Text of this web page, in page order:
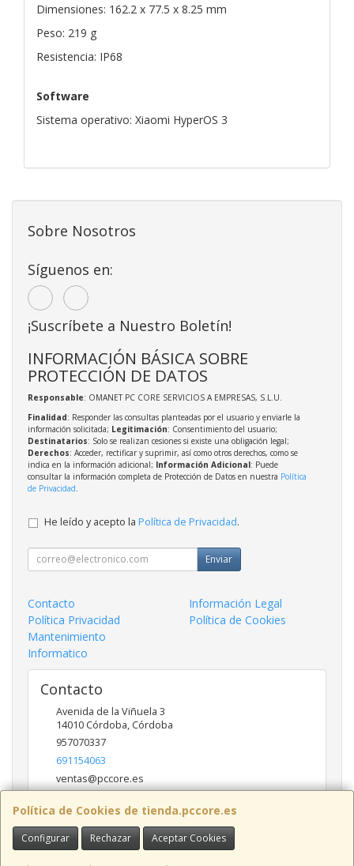
Dimensiones: 162.2 x 77.5 x 8.25 mm
Peso: 219 g
Resistencia: IP68
Software
Sistema operativo: Xiaomi HyperOS 3
Política de Cookies de tienda.pccore.es
Configurar Rechazar Aceptar Cookies
Sobre Nosotros
Síguenos en:
¡Suscríbete a Nuestro Boletín!
INFORMACIÓN BÁSICA SOBRE
PROTECCIÓN DE DATOS
Responsable: OMANET PC CORE SERVICIOS A EMPRESAS, S.L.U.
Finalidad: Responder las consultas planteadas por el usuario y enviarle la
información solicitada; Legitimación: Consentimiento del usuario;
Destinatarios: Solo se realizan cesiones si existe una obligación legal;
Derechos: Acceder, rectificar y suprimir, así como otros derechos, como se
indica en la información adicional; Información Adicional: Puede
consultar la información completa de Protección de Datos en nuestra Política
de Privacidad
He leído y acepto la Política de Privacidad.
Enviar
Contacto
Información Legal
Política Privacidad
Política de Cookies
Mantenimiento
Informatico
Contacto
Avenida de la Viñuela 3
14010 Córdoba, Córdoba
957070337
691154063
ventas@pccore.es
Horario
10-13:30